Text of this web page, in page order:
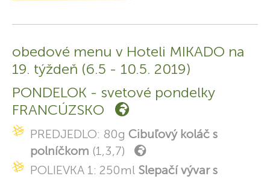
obedové menu v Hoteli MIKADO na
19. týždeň (6.5 - 10.5. 2019)
PONDELOK - svetové pondelky
FRANCÚZSKO
PREDJEDLO: 80g Cibuľový koláč s
polníčkom (1,3,7)
POLIEVKA 1: 250ml Slepačí vývar s